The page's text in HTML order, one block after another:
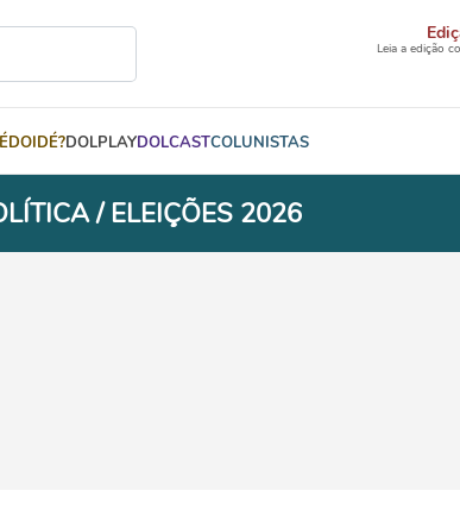
Leia a edição
DOLPLAYDOLCASTCOLUNISTAS
/ ELEIÇÕES 2026